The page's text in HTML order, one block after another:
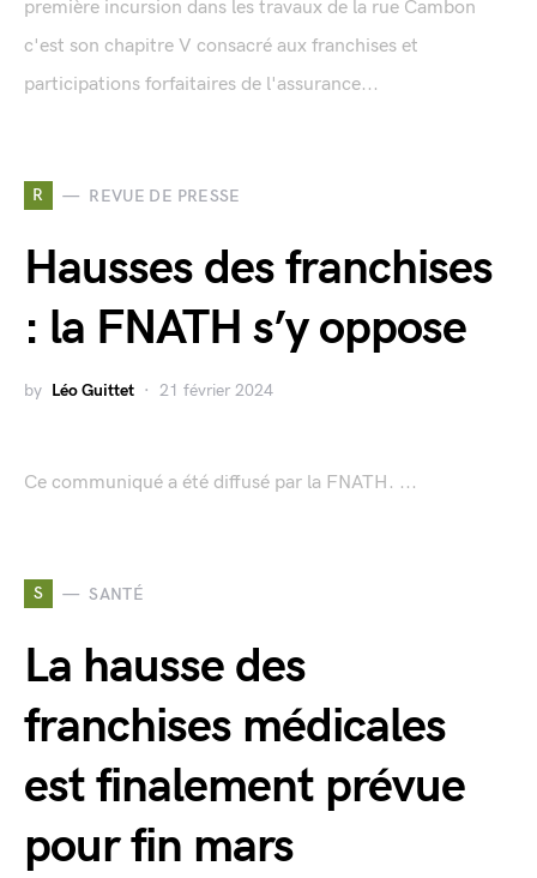
première incursion dans les travaux de la rue Cambon
c'est son chapitre V consacré aux franchises et
participations forfaitaires de l'assurance...
R REVUE DE PRESSE
Hausses des franchises
: la FNATH s’y oppose
by Léo Guittet 21 février 2024
Ce communiqué a été diffusé par la FNATH. ...
S SANTÉ
La hausse des
franchises médicales
est finalement prévue
pour fin mars